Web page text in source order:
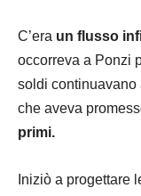
C’era un flusso
occorreva a Ponzi
soldi continuavano
che aveva
primi.
Iniziò a progettare